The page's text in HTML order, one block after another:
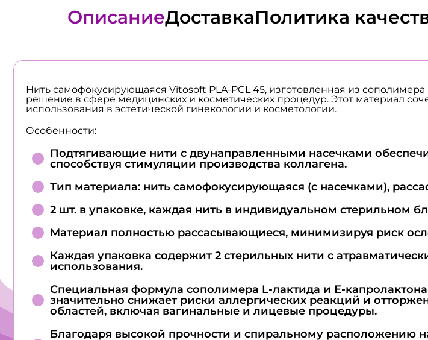
ОписаниеДоставкаПолитика
Нить самофокусирующаяся Vitosoft PLA-PCL 45, изготовленная из
решение в сфере медицинских и косметических процедур. Этот материал
использования в эстетической гинекологии и косметологии.
Особенности:
Подтягивающие нити с двунаправленными насечками
способствуя стимуляции производства коллагена.
Тип материала: нить самофокусирующаяся (с насечками),
2 шт. в упаковке, каждая нить в индивидуальном стерильном
Материал полностью рассасывающиеся, минимизируя риск
Каждая упаковка содержит 2 стерильных нити с
использования.
Специальная формула сополимера L-лактида и Е-
значительно снижает риски аллергических реакций и
областей, включая вагинальные и лицевые процедуры.
Благодаря высокой прочности и спиральному расположению